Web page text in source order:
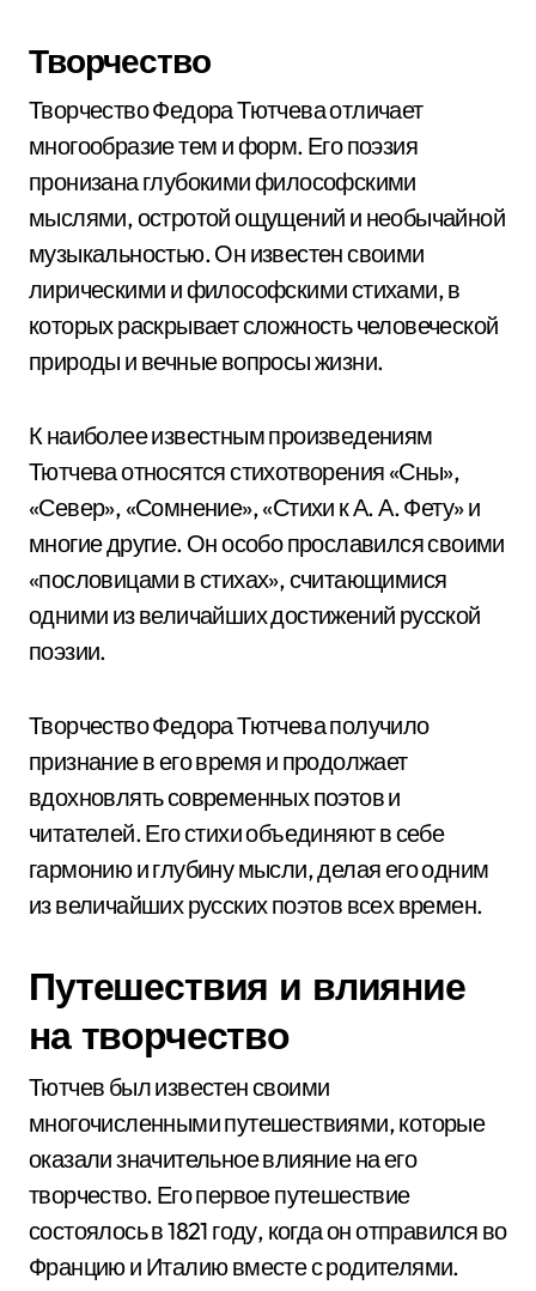
Творчество
Творчество Федора Тютчева отличает
многообразие тем и форм. Его поэзия
пронизана глубокими философскими
мыслями, остротой ощущений и необычайной
музыкальностью. Он известен своими
лирическими и философскими стихами, в
которых раскрывает сложность человеческой
природы и вечные вопросы жизни.
К наиболее известным произведениям
Тютчева относятся стихотворения «Сны»,
«Север», «Сомнение», «Стихи к А. А. Фету» и
многие другие. Он особо прославился своими
«пословицами в стихах», считающимися
одними из величайших достижений русской
поэзии.
Творчество Федора Тютчева получило
признание в его время и продолжает
вдохновлять современных поэтов и
читателей. Его стихи объединяют в себе
гармонию и глубину мысли, делая его одним
из величайших русских поэтов всех времен.
Путешествия и влияние
на творчество
Тютчев был известен своими
многочисленными путешествиями, которые
оказали значительное влияние на его
творчество. Его первое путешествие
состоялось в 1821 году, когда он отправился во
Францию и Италию вместе с родителями.